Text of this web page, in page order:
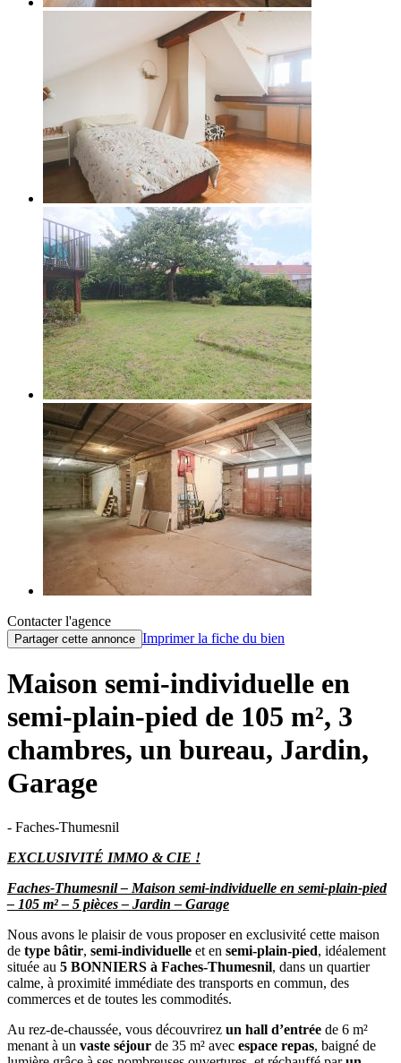
Contacter l'agence
Partager cette annonce Imprimer la fiche du bien
Maison semi-individuelle en
semi-plain-pied de 105 m², 3
chambres, un bureau, Jardin,
Garage
- Faches-Thumesnil
EXCLUSIVITÉ IMMO & CIE !
Faches-Thumesnil – Maison semi-individuelle en semi-plain-pied
– 105 m² – 5 pièces – Jardin – Garage
Nous avons le plaisir de vous proposer en exclusivité cette maison
de type bâtir, semi-individuelle et en semi-plain-pied, idéalement
située au 5 BONNIERS à Faches-Thumesnil, dans un quartier
calme, à proximité immédiate des transports en commun, des
commerces et de toutes les commodités.
Au rez-de-chaussée, vous découvrirez un hall d’entrée de 6 m²
menant à un vaste séjour de 35 m² avec espace repas, baigné de